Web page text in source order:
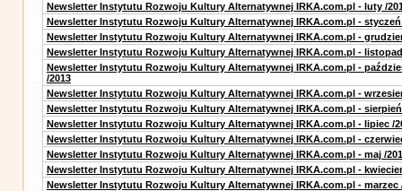
Newsletter Instytutu Rozwoju Kultury Alternatywnej IRKA.com.pl - luty /
Newsletter Instytutu Rozwoju Kultury Alternatywnej IRKA.com.pl - styczeń
Newsletter Instytutu Rozwoju Kultury Alternatywnej IRKA.com.pl -
Newsletter Instytutu Rozwoju Kultury Alternatywnej IRKA.com.pl - listopad
Newsletter Instytutu Rozwoju Kultury Alternatywnej IRKA.com.pl -
/2013
Newsletter Instytutu Rozwoju Kultury Alternatywnej IRKA.com.pl -
Newsletter Instytutu Rozwoju Kultury Alternatywnej IRKA.com.pl - sierpień
Newsletter Instytutu Rozwoju Kultury Alternatywnej IRKA.com.pl - lipiec /
Newsletter Instytutu Rozwoju Kultury Alternatywnej IRKA.com.pl -
Newsletter Instytutu Rozwoju Kultury Alternatywnej IRKA.com.pl - maj /
Newsletter Instytutu Rozwoju Kultury Alternatywnej IRKA.com.pl -
Newsletter Instytutu Rozwoju Kultury Alternatywnej IRKA.com.pl - marzec